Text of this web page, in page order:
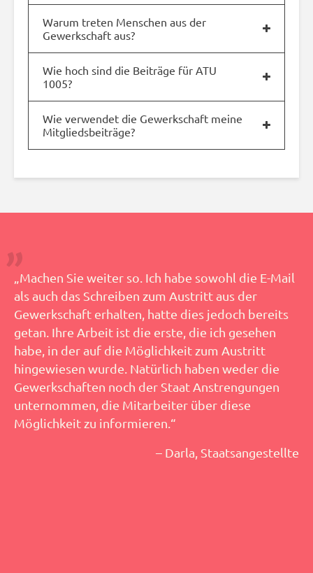
Warum treten Menschen aus der
Gewerkschaft aus?
Wie hoch sind die Beiträge für ATU
1005?
Wie verwendet die Gewerkschaft meine
Mitgliedsbeiträge?
„Machen Sie weiter so. Ich habe sowohl die E-Mail
als auch das Schreiben zum Austritt aus der
Gewerkschaft erhalten, hatte dies jedoch bereits
getan. Ihre Arbeit ist die erste, die ich gesehen
habe, in der auf die Möglichkeit zum Austritt
hingewiesen wurde. Natürlich haben weder die
Gewerkschaften noch der Staat Anstrengungen
unternommen, die Mitarbeiter über diese
Möglichkeit zu informieren.“
– Darla, Staatsangestellte